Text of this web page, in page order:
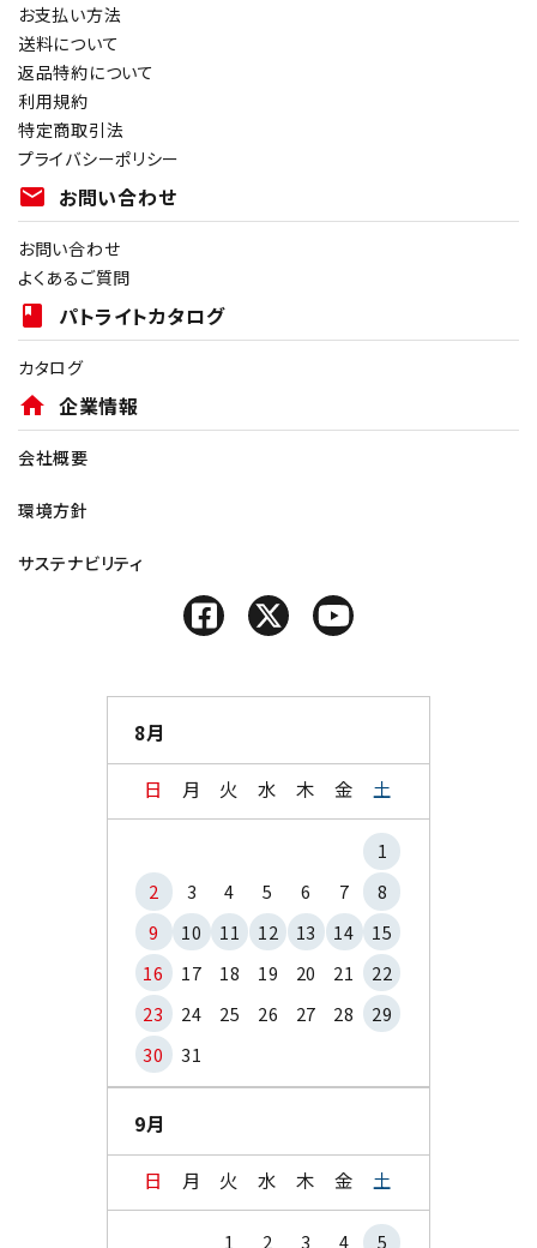
お支払い方法
送料について
返品特約について
利用規約
特定商取引法
プライバシーポリシー
mail お問い合わせ
お問い合わせ
よくあるご質問
book パトライトカタログ
カタログ
home 企業情報
会社概要
環境方針
サステナビリティ
8月
日 月 火 水 木 金 土
1
2
3 4 5 6 7
8
9
10 11 12 13 14
15
16
17 18 19 20 21
22
23
24 25 26 27 28
29
30
31
9月
日 月 火 水 木 金 土
1 2 3 4 5